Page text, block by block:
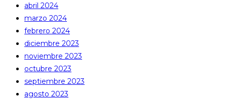
abril 2024
marzo 2024
febrero 2024
diciembre 2023
noviembre 2023
octubre 2023
septiembre 2023
agosto 2023